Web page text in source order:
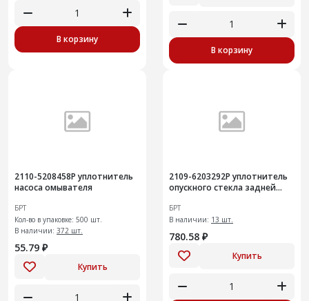
В корзину
В корзину
2110-5208458Р уплотнитель
насоса омывателя
БРТ
Кол-во в упаковке: 500 шт.
В наличии: 372 шт.
55.79 ₽
Купить
2109-6203292Р уплотнитель
опускного стекла задней
БРТ
В наличии: 13 шт.
780.58 ₽
Купить